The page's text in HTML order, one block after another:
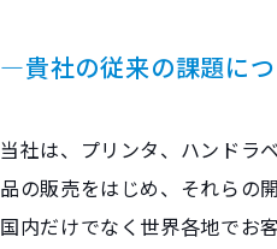
―貴社の従来の課題につ
当社は、プリンタ、ハンドラ
品の販売をはじめ、それらの
国内だけでなく世界各地でお